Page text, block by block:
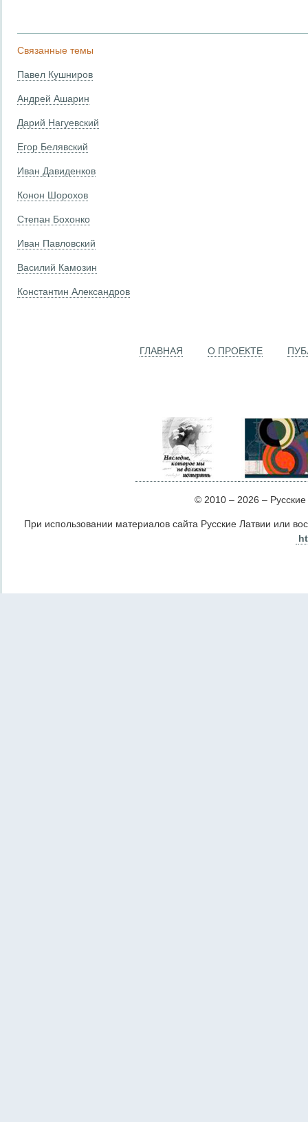
Связанные темы
Павел Кушниров
Андрей Ашарин
Дарий Нагуевский
Егор Белявский
Иван Давиденков
Конон Шорохов
Степан Бохонко
Иван Павловский
Василий Камозин
Константин Александров
ГЛАВНАЯ О ПРОЕКТЕ
© 2010 – 2026 –
При использовании материалов сайта Русские Латвии или